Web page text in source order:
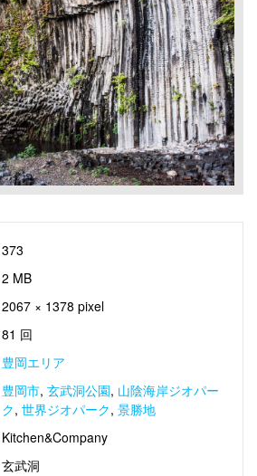
373
2 MB
2067 × 1378 pixel
81 回
豊岡エリア
豊岡市, 玄武洞公園, 山陰海岸ジオパー
ク, 世界ジオパーク, 景勝地
Kitchen&Company
玄武洞